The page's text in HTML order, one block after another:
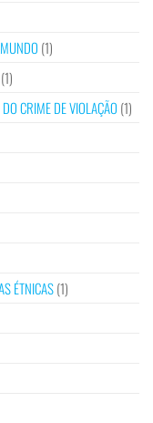
(1)
(1)
CRIME DE VIOLAÇÃO (1)
ÉTNICAS(1)